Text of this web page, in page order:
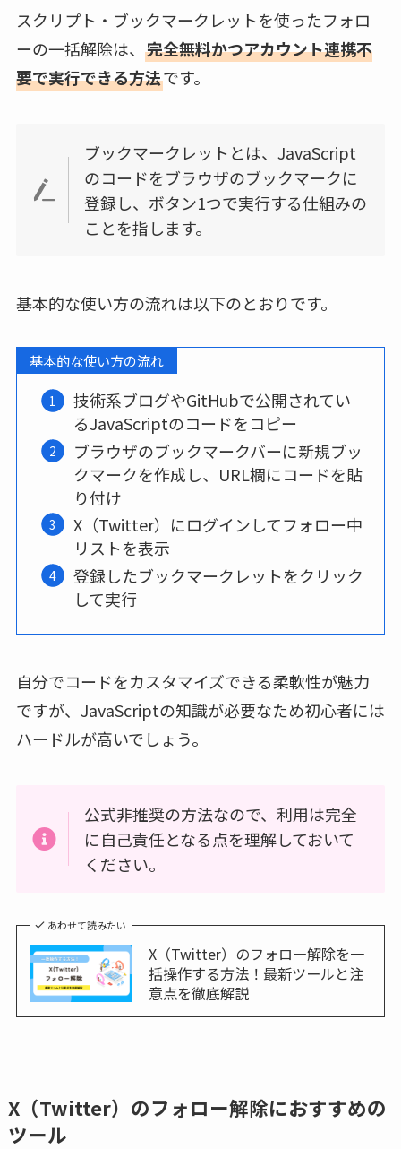
スクリプト・ブックマークレットを使ったフォロ
ーの一括解除は、 完全無料かつアカウント連携不
要で実行できる方法です。
ブックマークレットとは、JavaScript
のコードをブラウザのブックマークに
登録し、ボタン1つで実行する仕組みの
ことを指します。
基本的な使い方の流れは以下のとおりです。
基本的な使い方の流れ
技術系ブログやGitHubで公開されてい
るJavaScriptのコードをコピー
ブラウザのブックマークバーに新規ブッ
クマークを作成し、URL欄にコードを貼
り付け
X（Twitter）にログインしてフォロー中
リストを表示
登録したブックマークレットをクリック
して実行
自分でコードをカスタマイズできる柔軟性が魅力
ですが、JavaScriptの知識が必要なため初心者には
ハードルが高いでしょう。
公式非推奨の方法なので、利用は完全
に自己責任となる点を理解しておいて
ください。
あわせて読みたい
X（Twitter）のフォロー解除を一
括操作する方法！最新ツールと注
意点を徹底解説
X（Twitter）のフォロー解除におすすめの
ツール